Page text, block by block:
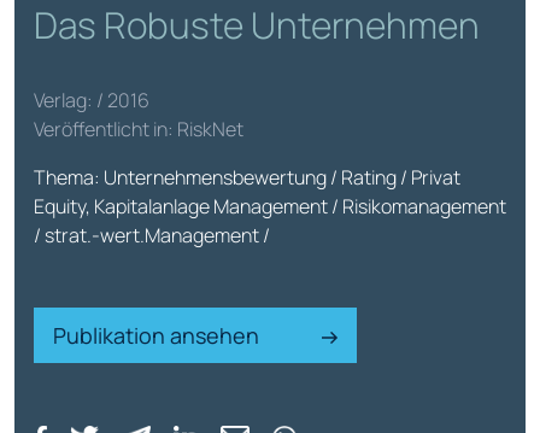
Das Robuste Unternehmen
Verlag: / 2016
Veröffentlicht in: RiskNet
Thema: Unternehmensbewertung / Rating / Privat
Equity, Kapitalanlage Management / Risikomanagement
/ strat.-wert.Management /
Publikation ansehen